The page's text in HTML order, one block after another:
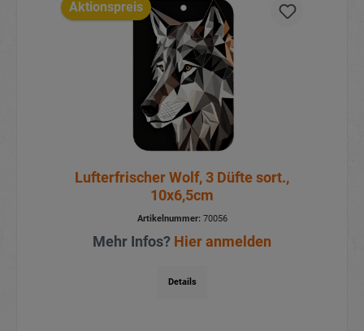
Aktionspreis
Lufterfrischer Wolf, 3 Düfte sort.,
10x6,5cm
Artikelnummer:70056
Mehr Infos? Hier anmelden
Details